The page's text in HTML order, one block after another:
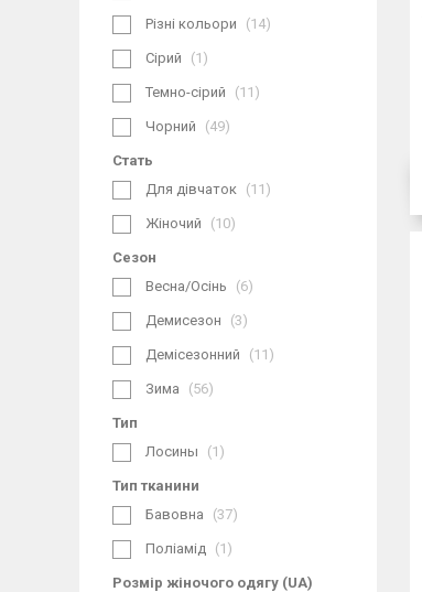
Різні кольори 14
Сірий 1
Темно-сірий 11
Чорний 49
Стать
Для дівчаток
11
Жіночий 10
Сезон
Весна/Осінь
6
Демисезон 3
Демісезонний 11
Зима 56
Тип
Лосины
1
Тип тканини
Бавовна
37
Поліамід 1
Розмір жіночого одягу (UA)